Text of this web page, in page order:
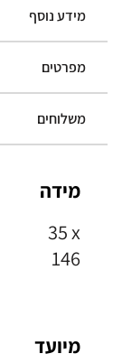
מידע נוסף
מפרטים
משלוחים
מידה
35 x
146
מיועד